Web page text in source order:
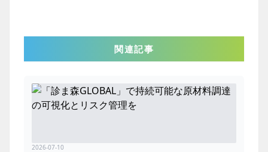
関連記事
2026-07-10